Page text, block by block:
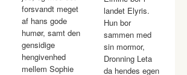
forsvandt meget
af hans gode
humør, samt den
gensidige
hengivenhed
mellem Sophie
landet Elyris.
Hun bor
sammen med
sin mormor,
Dronning Leta
da hendes egen